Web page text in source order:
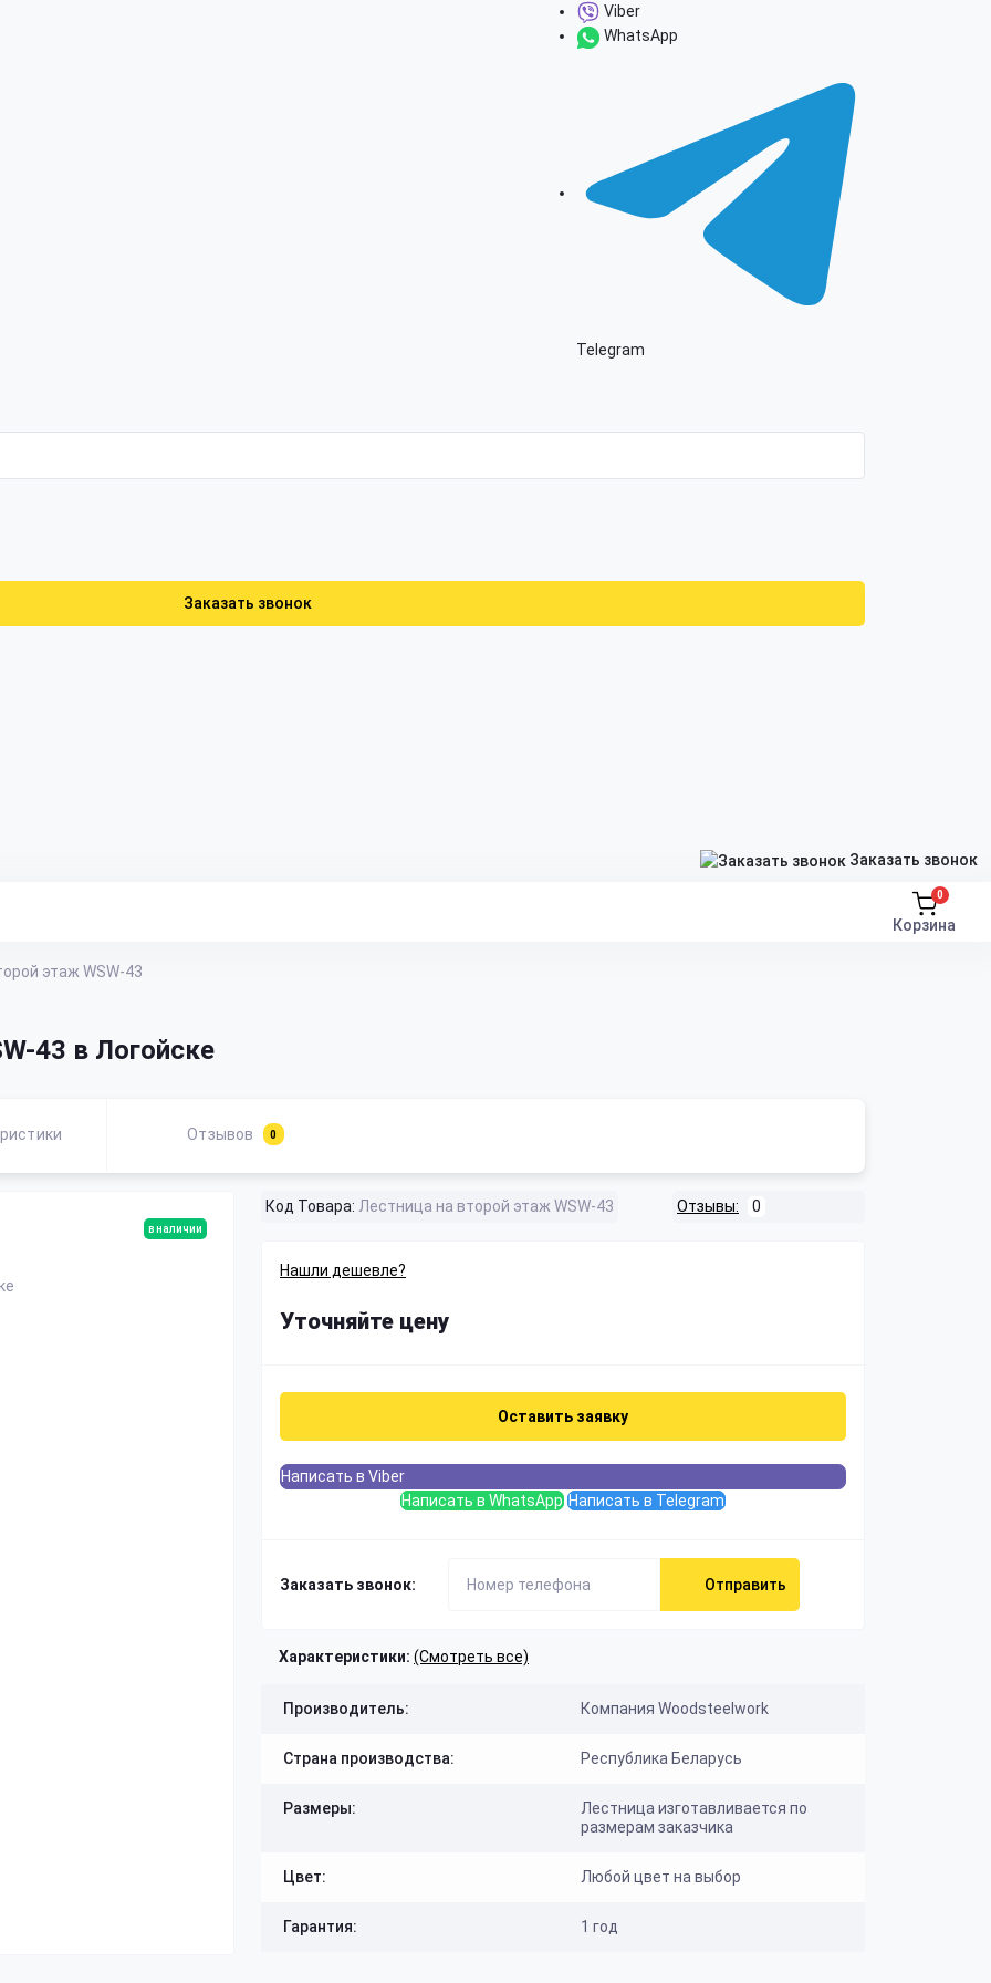
Viber
WhatsApp
Telegram
Заказать звонок
Заказать звонок
Корзина
0
этаж WSW-43
43 в Логойске
Отзывов 0
в наличии
Код Товара: Лестница на второй этаж WSW-43 Отзывы: 0
Нашли дешевле?
Уточняйте цену
Оставить заявку
Написать в Viber
Написать в WhatsApp Написать в Telegram
Заказать звонок: Отправить
Характеристики: (Смотреть все)
Производитель: Компания Woodsteelwork
Страна производства: Республика Беларусь
Размеры:
Лестница изготавливается по
размерам заказчика
Цвет: Любой цвет на выбор
Гарантия: 1 год